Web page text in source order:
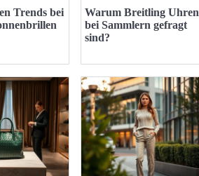
Trends bei
Warum Breitling Uhren
bei Sammlern gefragt
sind?